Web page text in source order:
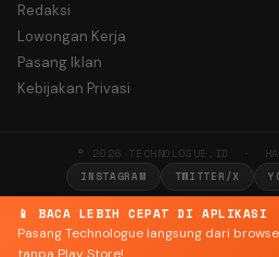
📱 BACA LEBIH CEPAT DI APLIKASI
Pasang Technologue langsung dari
Redaksi
Lowongan Kerja
Pasang Iklan
Kebijakan Privasi
© 2026 TECHNOLOGUE.ID ·
INSTAGRAM TWITTER/X